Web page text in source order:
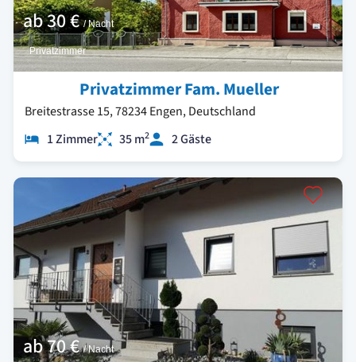
ab30 € / Nacht
Privatzimmer
Privatzimmer Fam. Mueller
Breitestrasse 15, 78234 Engen, Deutschland
1 Zimmer
35 m2 2 Gäste
ab70 € / Nacht